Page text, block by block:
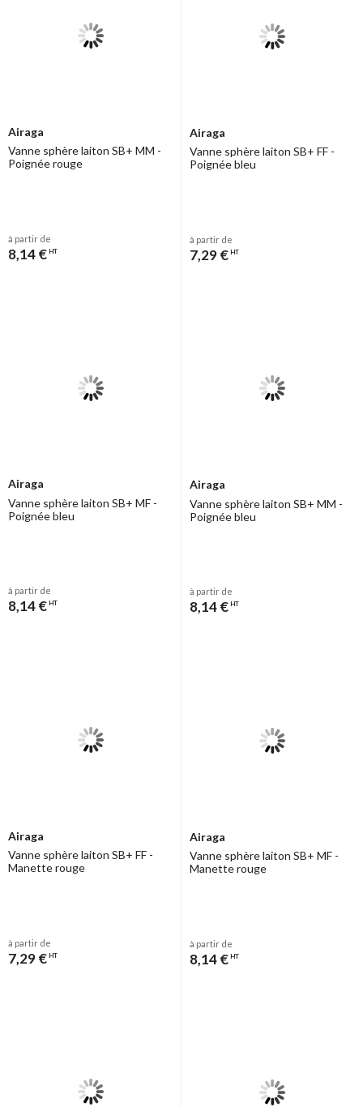
Airaga
Vanne sphère laiton SB+ MM -
Poignée rouge
à partir de
8,14 € HT
Airaga
Vanne sphère laiton SB+ FF -
Poignée bleu
à partir de
7,29 € HT
Airaga
Vanne sphère laiton SB+ MF -
Poignée bleu
à partir de
8,14 € HT
Airaga
Vanne sphère laiton SB+ MM -
Poignée bleu
à partir de
8,14 € HT
Airaga
Vanne sphère laiton SB+ FF -
Manette rouge
à partir de
7,29 € HT
Airaga
Vanne sphère laiton SB+ MF -
Manette rouge
à partir de
8,14 € HT